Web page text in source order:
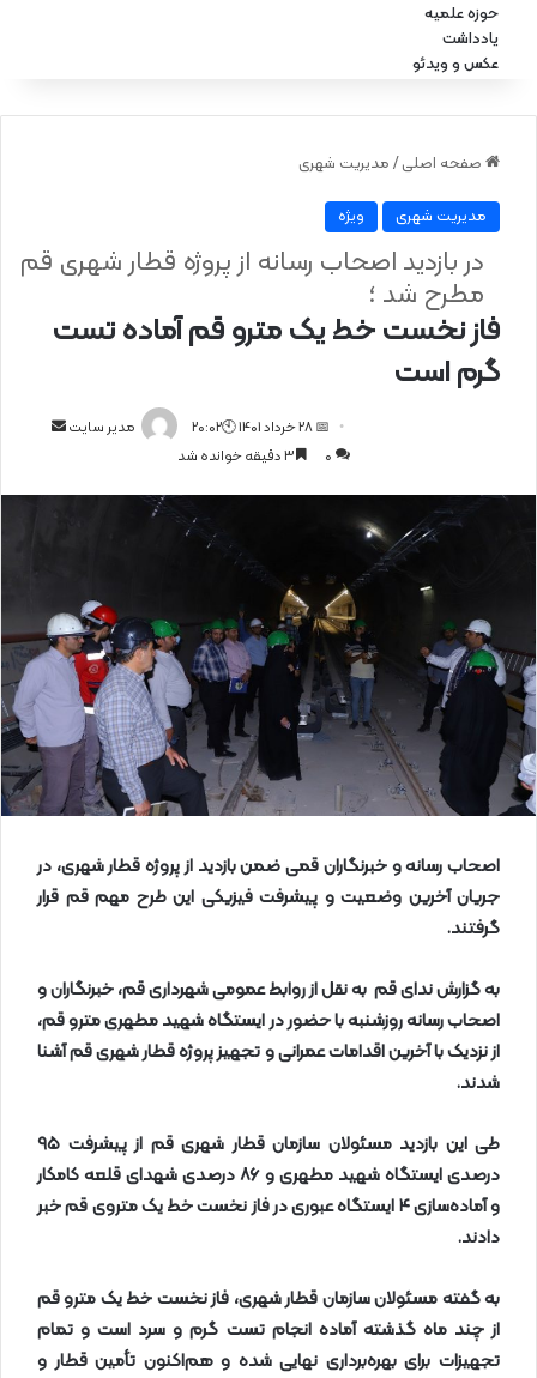
حوزه علمیه
یادداشت
عکس و ویدئو
صفحه اصلی / مدیریت شهری
مدیریت شهری ویژه
فاز نخست خط یک مترو قم آماده تست
گرم است
در بازدید اصحاب رسانه از پروژه قطار شهری قم
مطرح شد ؛
مدیر سایت
م
ی
ل
📅 28 خرداد 1401 🕙20:02
0
اصحاب رسانه و خبرنگاران قمی ضمن بازدید از پروژه قطار شهری، در
جریان آخرین وضعیت و پیشرفت فیزیکی این طرح مهم قم قرار
گرفتند.
به گزارش ندای قم به نقل از روابط عمومی شهرداری قم، خبرنگاران و
اصحاب رسانه روزشنبه با حضور در ایستگاه شهید مطهری مترو قم،
از نزدیک با آخرین اقدامات عمرانی و تجهیز پروژه قطار شهری قم آشنا
شدند.
طی این بازدید مسئولان سازمان قطار شهری قم از پیشرفت ۹۵
درصدی ایستگاه شهید مطهری و۸۶درصدی شهدای قلعه کامکار
و آماده‌سازی۴ایستگاه عبوری در فاز نخست خط یک متروی قم خبر
دادند.
به گفته مسئولان سازمان قطار شهری، فاز نخست خط یک مترو قم
از چند ماه گذشته آماده انجام تست گرم و سرد است و تمام
تجهیزات برای بهره‌برداری نهایی شده و هم‌اکنون تأمین قطار و